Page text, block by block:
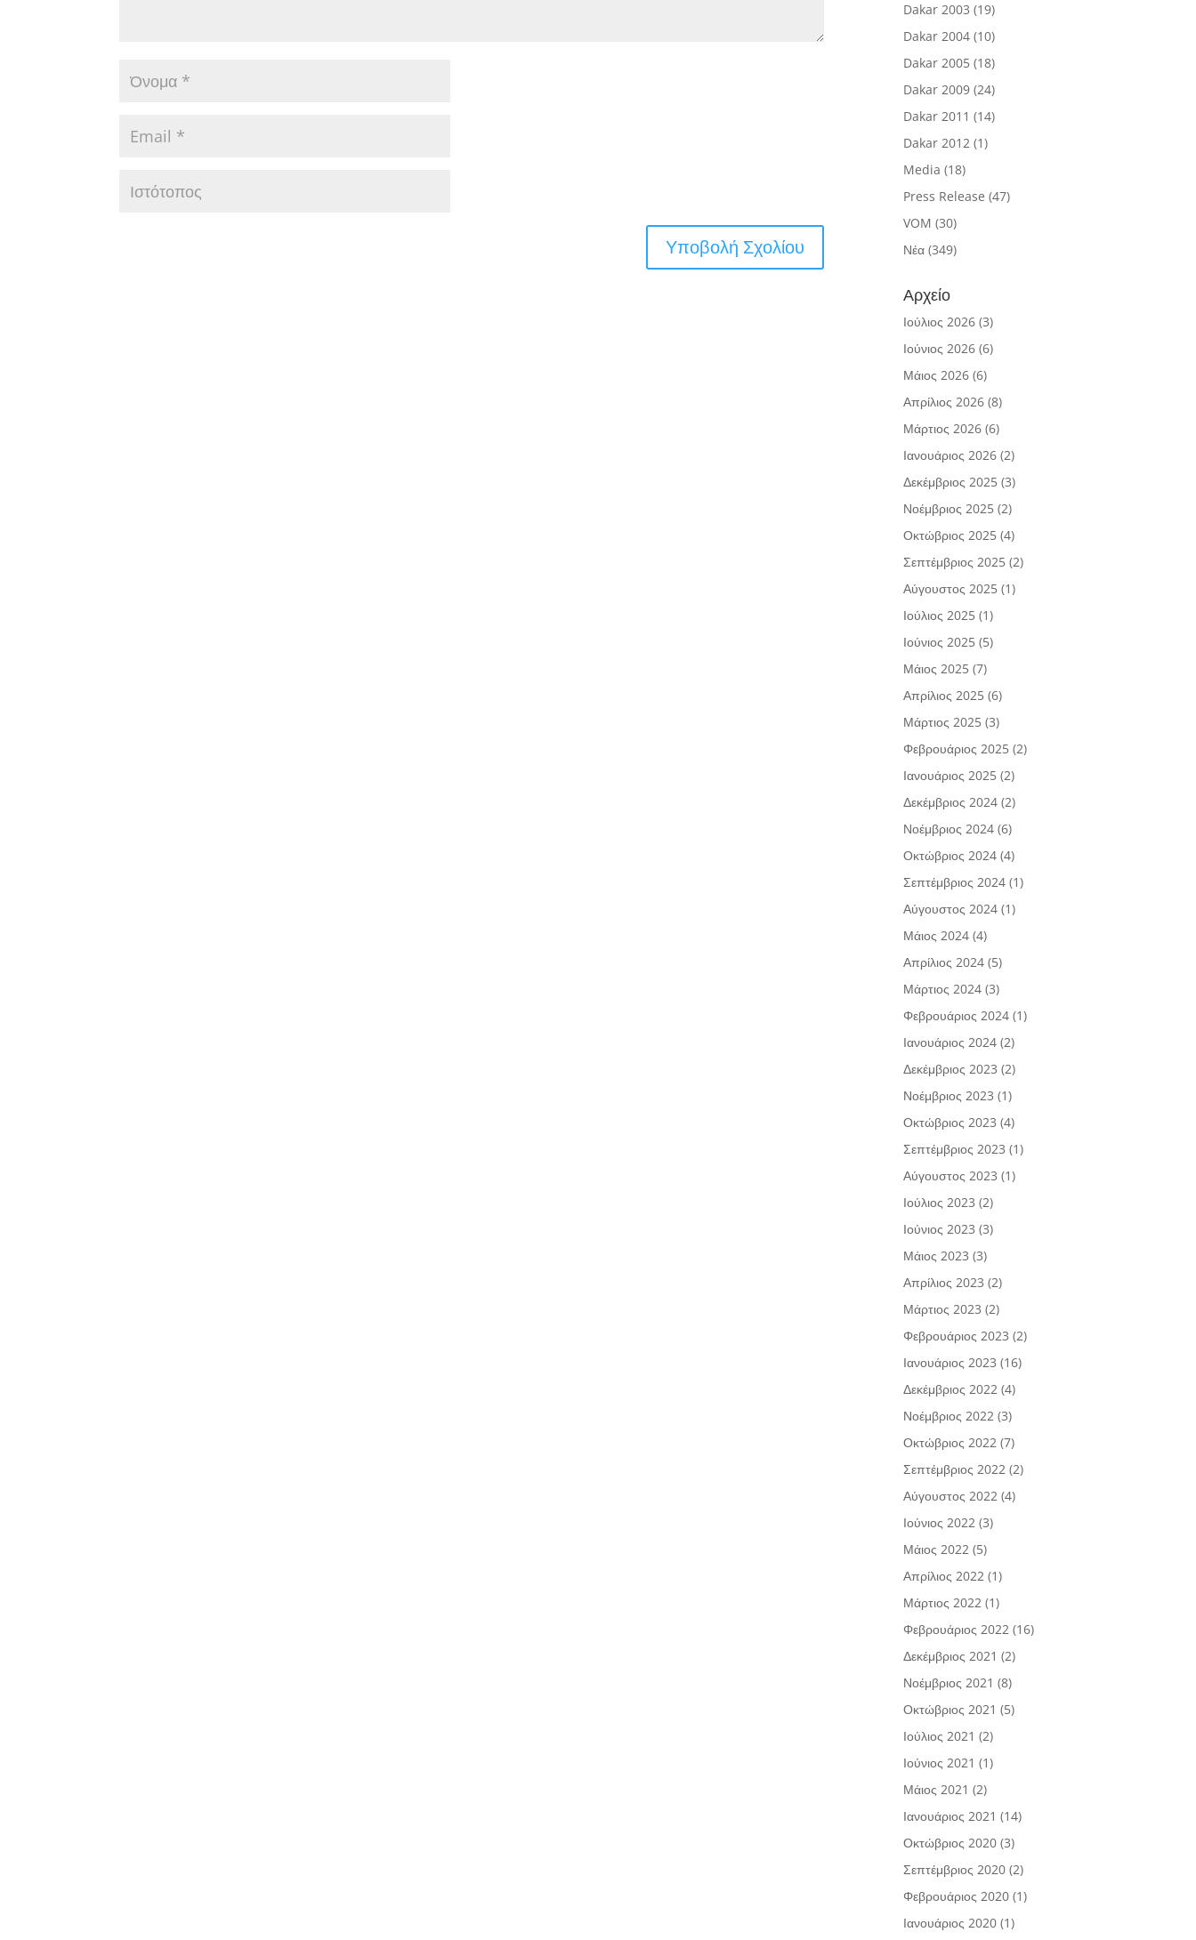
Dakar 2003 (19)
Dakar 2004 (10)
Dakar 2005 (18)
Dakar 2009 (24)
Dakar 2011 (14)
Dakar 2012 (1)
Media (18)
Press Release (47)
VOM (30)
Νέα (349)
Αρχείο
Ιούλιος 2026 (3)
Ιούνιος 2026 (6)
Μάιος 2026 (6)
Απρίλιος 2026 (8)
Μάρτιος 2026 (6)
Ιανουάριος 2026 (2)
Δεκέμβριος 2025 (3)
Νοέμβριος 2025 (2)
Οκτώβριος 2025 (4)
Σεπτέμβριος 2025 (2)
Αύγουστος 2025 (1)
Ιούλιος 2025 (1)
Ιούνιος 2025 (5)
Μάιος 2025 (7)
Απρίλιος 2025 (6)
Μάρτιος 2025 (3)
Φεβρουάριος 2025 (2)
Ιανουάριος 2025 (2)
Δεκέμβριος 2024 (2)
Νοέμβριος 2024 (6)
Οκτώβριος 2024 (4)
Σεπτέμβριος 2024 (1)
Αύγουστος 2024 (1)
Μάιος 2024 (4)
Απρίλιος 2024 (5)
Μάρτιος 2024 (3)
Φεβρουάριος 2024 (1)
Ιανουάριος 2024 (2)
Δεκέμβριος 2023 (2)
Νοέμβριος 2023 (1)
Οκτώβριος 2023 (4)
Σεπτέμβριος 2023 (1)
Αύγουστος 2023 (1)
Ιούλιος 2023 (2)
Ιούνιος 2023 (3)
Μάιος 2023 (3)
Απρίλιος 2023 (2)
Μάρτιος 2023 (2)
Φεβρουάριος 2023 (2)
Ιανουάριος 2023 (16)
Δεκέμβριος 2022 (4)
Νοέμβριος 2022 (3)
Οκτώβριος 2022 (7)
Σεπτέμβριος 2022 (2)
Αύγουστος 2022 (4)
Ιούνιος 2022 (3)
Μάιος 2022 (5)
Απρίλιος 2022 (1)
Μάρτιος 2022 (1)
Φεβρουάριος 2022 (16)
Δεκέμβριος 2021 (2)
Νοέμβριος 2021 (8)
Οκτώβριος 2021 (5)
Ιούλιος 2021 (2)
Ιούνιος 2021 (1)
Μάιος 2021 (2)
Ιανουάριος 2021 (14)
Οκτώβριος 2020 (3)
Σεπτέμβριος 2020 (2)
Φεβρουάριος 2020 (1)
Ιανουάριος 2020 (1)